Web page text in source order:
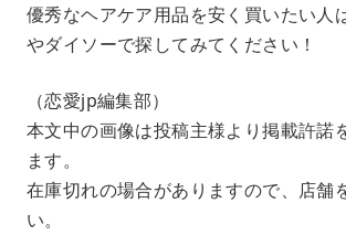
優秀なヘアケア用品を安く買いたい人
やダイソーで探してみてください！
（恋愛jp編集部）
本文中の画像は投稿主様より掲載許諾
ます。
在庫切れの場合がありますので、店舗
い。